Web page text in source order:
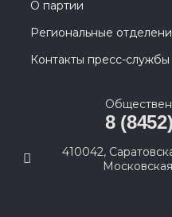
О партии
Региональные
Контакты пресс-службы
8
410042,